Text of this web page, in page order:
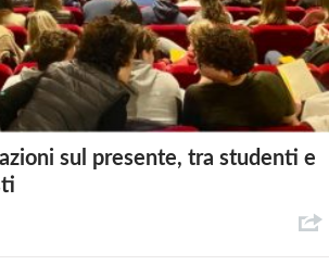
sul presente, tra studenti e